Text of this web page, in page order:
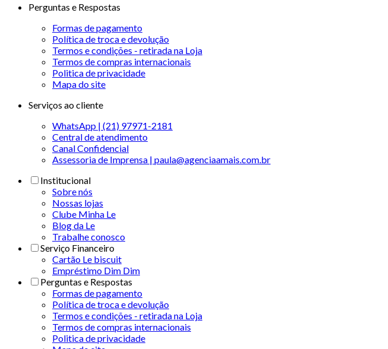
Perguntas e Respostas
Formas de pagamento
Política de troca e devolução
Termos e condições - retirada na Loja
Termos de compras internacionais
Politica de privacidade
Mapa do site
Serviços ao cliente
WhatsApp | (21) 97971-2181
Central de atendimento
Canal Confidencial
Assessoria de Imprensa | paula@agenciaamais.com.br
Institucional
Sobre nós
Nossas lojas
Clube Minha Le
Blog da Le
Trabalhe conosco
Serviço Financeiro
Cartão Le biscuit
Empréstimo Dim Dim
Perguntas e Respostas
Formas de pagamento
Política de troca e devolução
Termos e condições - retirada na Loja
Termos de compras internacionais
Politica de privacidade